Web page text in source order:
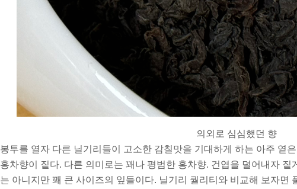
의외로 심심했던 향
봉투를 열자 다른 닐기리들이 고소한 감칠맛을 기대하게 하는 아주 옅
홍차향이 짙다. 다른 의미로는 꽤나 평범한 홍차향. 건엽을 덜어내자
는 아니지만 꽤 큰 사이즈의 잎들이다. 닐기리 퀄리티와 비교해 보자면